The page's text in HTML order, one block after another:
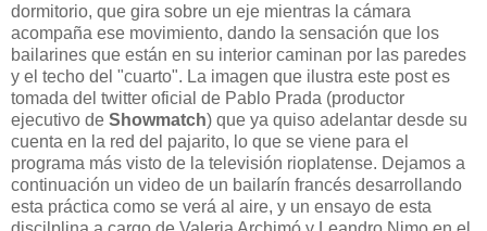
dormitorio, que gira sobre un eje mientras la cámara
acompaña ese movimiento, dando la sensación que los
bailarines que están en su interior caminan por las paredes
y el techo del "cuarto". La imagen que ilustra este post es
tomada del twitter oficial de Pablo Prada (productor
ejecutivo de Showmatch) que ya quiso adelantar desde su
cuenta en la red del pajarito, lo que se viene para el
programa más visto de la televisión rioplatense. Dejamos a
continuación un video de un bailarín francés desarrollando
esta práctica como se verá al aire, y un ensayo de esta